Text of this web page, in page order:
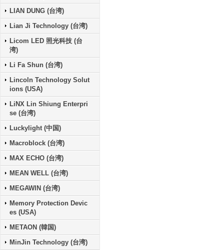
LIAN DUNG (台湾)
Lian Ji Technology (台湾)
Licom LED 照光科技 (台
湾)
Li Fa Shun (台湾)
Lincoln Technology Solut
ions (USA)
LiNX Lin Shiung Enterpri
se (台湾)
Luckylight (中国)
Macroblock (台湾)
MAX ECHO (台湾)
MEAN WELL (台湾)
MEGAWIN (台湾)
Memory Protection Devic
es (USA)
METAON (韓国)
MinJin Technology (台湾)